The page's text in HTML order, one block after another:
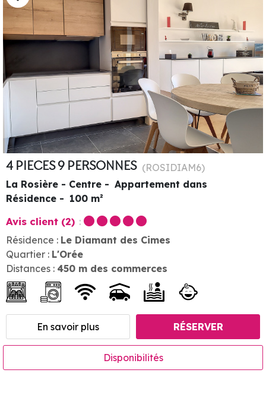
4 PIECES 9 PERSONNES (ROSIDIAM6)
La Rosière - Centre
Appartement dans
Résidence
100 m²
Avis client (2)
Résidence : Le Diamant des Cimes
Quartier : L'Orée
Distances : 450 m des commerces
En savoir plus RÉSERVER
Disponibilités